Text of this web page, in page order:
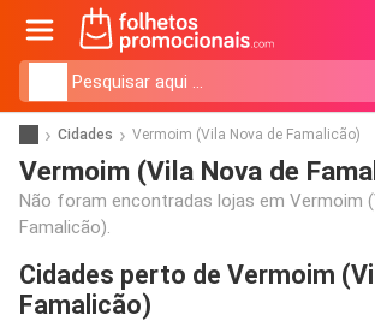
Cidades Vermoim (Vila Nova de Famalicão)
Vermoim (Vila Nova de
Não foram encontradas lojas em Vermoim
Famalicão).
Cidades perto de Vermoim
Famalicão)